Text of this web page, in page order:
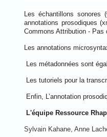
Les échantillons
annotations prosodiques
Commons Attribution - Pas
Les annotations
Les métadonnées sont
Les tutoriels pour la
Enfin, L’annotation
L'équipe Ressource
Sylvain Kahane, Anne